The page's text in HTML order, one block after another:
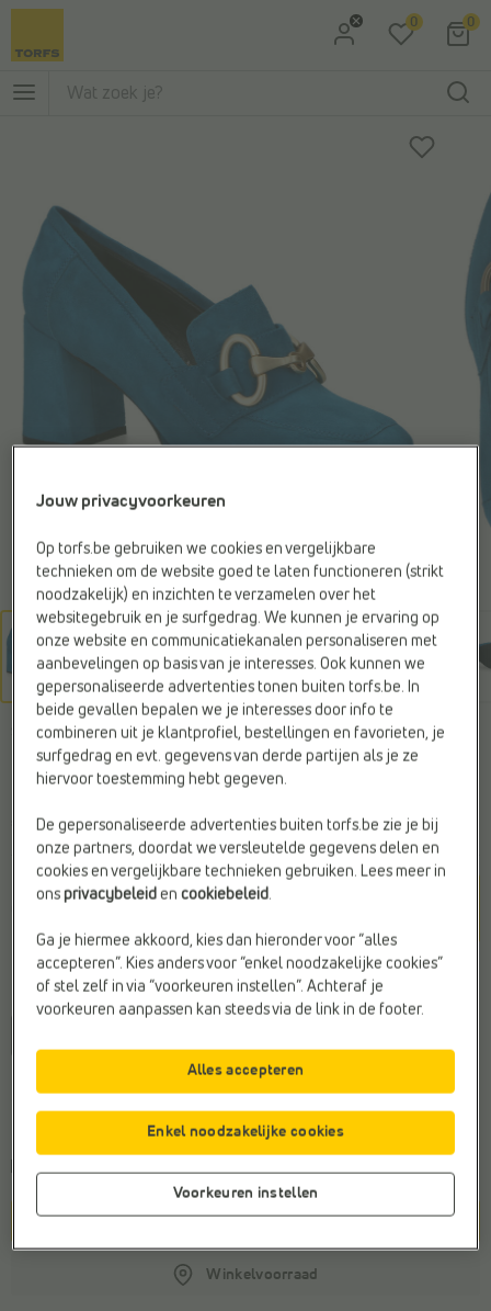
Ga naar Hoofdmenu
0 0
SIGNATUR
Enkelpumps groen
€ 135,-
Kleur
Maat
Bestel je gebruikelijke maat
Voor 22u besteld, dinsdag in huis
Winkelvoorraad
Jouw privacyvoorkeuren
Op torfs.be gebruiken we cookies en vergelijkbare
technieken om de website goed te laten functioneren (strikt
noodzakelijk) en inzichten te verzamelen over het
websitegebruik en je surfgedrag. We kunnen je ervaring op
onze website en communicatiekanalen personaliseren met
aanbevelingen op basis van je interesses. Ook kunnen we
gepersonaliseerde advertenties tonen buiten torfs.be. In
beide gevallen bepalen we je interesses door info te
combineren uit je klantprofiel, bestellingen en favorieten, je
surfgedrag en evt. gegevens van derde partijen als je ze
hiervoor toestemming hebt gegeven.
De gepersonaliseerde advertenties buiten torfs.be zie je bij
onze partners, doordat we versleutelde gegevens delen en
cookies en vergelijkbare technieken gebruiken. Lees meer in
onsprivacybeleid encookiebeleid.
Ga je hiermee akkoord, kies dan hieronder voor “alles
accepteren”. Kies anders voor “enkel noodzakelijke cookies”
of stel zelf in via “voorkeuren instellen”. Achteraf je
voorkeuren aanpassen kan steeds via de link in de footer.
Voorkeuren instellen
Enkel noodzakelijke cookies
Alles accepteren